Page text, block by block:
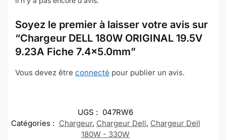
Soyez le premier à laisser votre avis sur
“Chargeur DELL 180W ORIGINAL 19.5V
9.23A Fiche 7.4×5.0mm”
Vous devez être connecté pour publier un avis.
UGS : 047RW6
Catégories : Chargeur, Chargeur Dell, Chargeur Dell
180W - 330W